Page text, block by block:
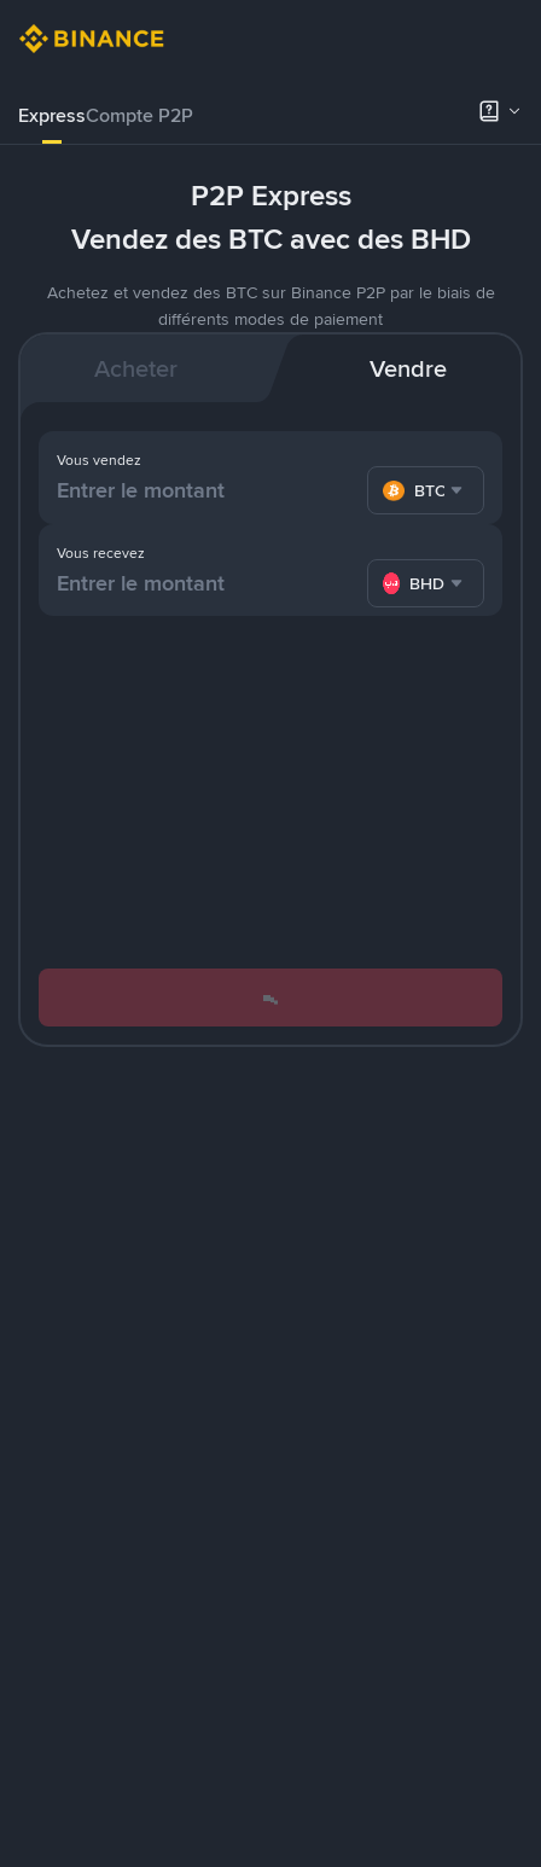
ExpressCompte P2P
P2P Express
Vendez des BTC avec des BHD
Achetez et vendez des BTC sur Binance P2P par le biais de
différents modes de paiement
Acheter Vendre
Vous recevez
BHD
Vous vendez
BTC